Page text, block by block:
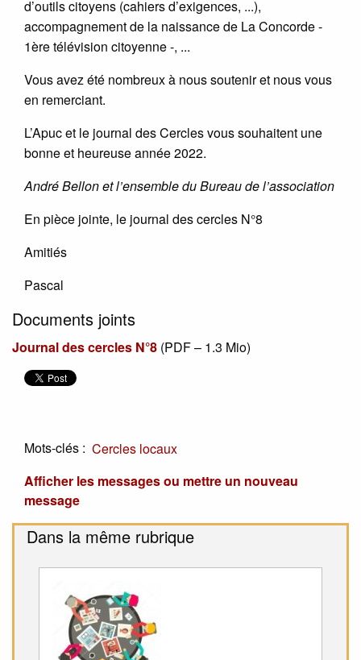
d’outils citoyens (cahiers d’exigences, ...),
accompagnement de la naissance de La Concorde -
1ère télévision citoyenne -, ...
Vous avez été nombreux à nous soutenir et nous vous
en remerciant.
L’Apuc et le journal des Cercles vous souhaitent une
bonne et heureuse année 2022.
André Bellon et l’ensemble du Bureau de l’association
En pièce jointe, le journal des cercles N°8
Amitiés
Pascal
Documents joints
Journal des cercles N°8 (PDF – 1.3 Mio)
Mots-clés : Cercles locaux
Afficher les messages ou mettre un nouveau
message
Dans la même rubrique